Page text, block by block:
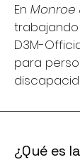
En Monroe
D3M-
para
¿Qué es